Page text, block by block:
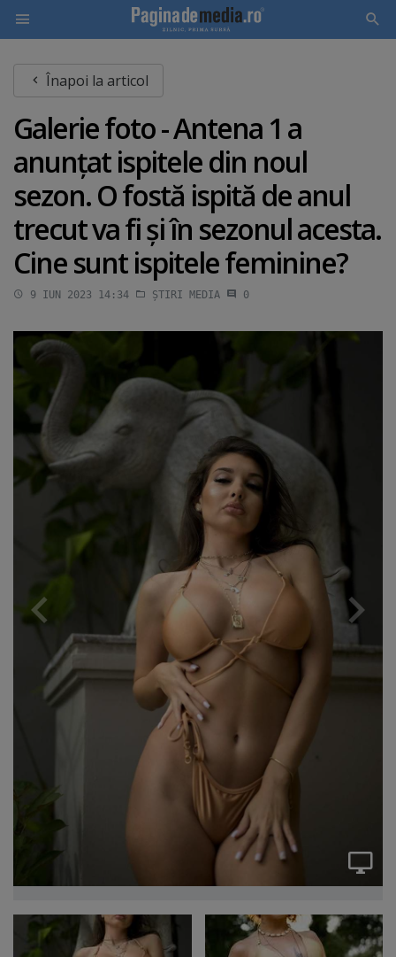
main
content
Înapoi la articol
Galerie foto - Antena 1 a
anunţat ispitele din noul
sezon. O fostă ispită de anul
trecut va fi şi în sezonul acesta.
Cine sunt ispitele feminine?
9 IUN 2023 14:34 ȘTIRI MEDIA 0